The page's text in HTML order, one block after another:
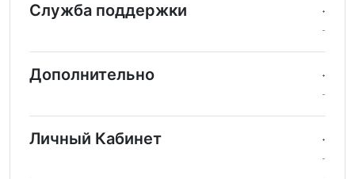
Служба поддержки
Дополнительно
Личный Кабинет